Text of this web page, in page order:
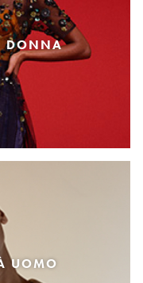
DONNA
UOMO